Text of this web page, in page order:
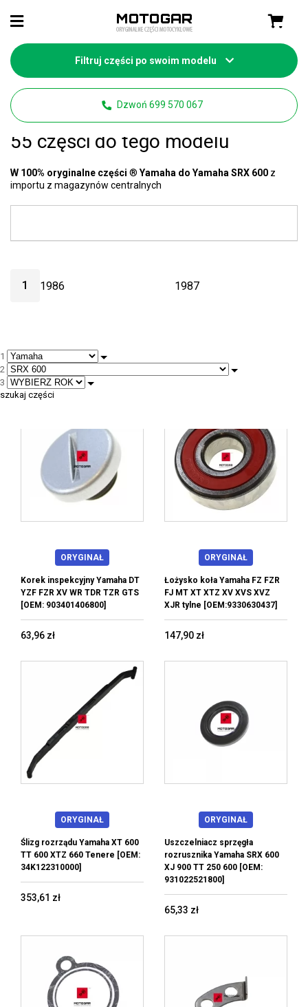
Filtruj części po swoim modelu
Dzwoń 699 570 067
Strona główna Części Yamaha
Yamaha SRX 600 części- mamy
55 części do tego modelu
W 100% oryginalne części ® Yamaha do Yamaha SRX 600 z
importu z magazynów centralnych
1
2
3
szukaj części
1 1986 1987
ORYGINAŁ
Korek inspekcyjny Yamaha DT
YZF FZR XV WR TDR TZR GTS
[OEM: 903401406800]
63,96 zł
ORYGINAŁ
Łożysko koła Yamaha FZ FZR
FJ MT XT XTZ XV XVS XVZ
XJR tylne [OEM:9330630437]
147,90 zł
ORYGINAŁ
Ślizg rozrządu Yamaha XT 600
TT 600 XTZ 660 Tenere [OEM:
34K122310000]
353,61 zł
ORYGINAŁ
Uszczelniacz sprzęgła
rozrusznika Yamaha SRX 600
XJ 900 TT 250 600 [OEM:
931022521800]
65,33 zł